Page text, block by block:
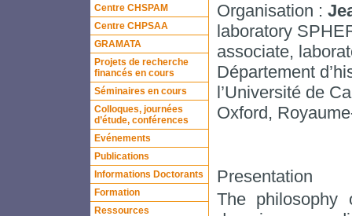
Centre CHSPAM
Centre CHPSAA
GRAMATA
Projets de recherche
financés en cours
Séminaires en cours
Colloques, journées
d’étude, conférences
Evénements
Publications
Informations Doctorants
Formation
Ressources
Organisation :
laboratory
associate,
Département
l’Université de
Oxford,
Presentation
The